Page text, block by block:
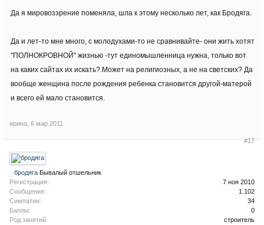
Да я мировоззрение поменяла, шла к этому несколько лет, как Бродяга.
Да и лет-то мне много, с молодухами-то не сравнивайте- они жить хотят
"ПОЛНОКРОВНОЙ" жизнью -тут единомышленница нужна, только вот
на каких сайтах их искать?.Может на религиозных, а не на светских? Да
вообще женщина после рождения ребенка становится другой-матерой
и всего ей мало становится.
ирина 6 мар 2011
#17
бродяга Бывалый отшельник
Регистрация:
7 ноя 2010
Сообщения:
1.102
Симпатии:
34
Баллы:
0
Род занятий:
строитель